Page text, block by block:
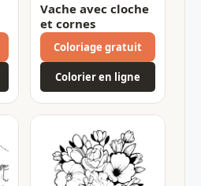
Vache avec cloche
et cornes
Coloriage gratuit
Colorier en ligne